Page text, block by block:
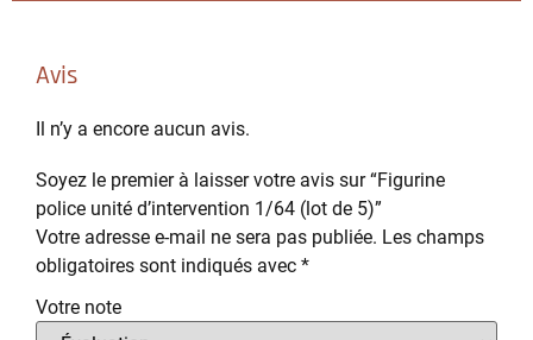
Avis
Il n’y a encore aucun avis.
Soyez le premier à laisser votre avis sur “Figurine
police unité d’intervention 1/64 (lot de 5)”
Votre adresse e-mail ne sera pas publiée. Les champs
obligatoires sont indiqués avec *
Votre note